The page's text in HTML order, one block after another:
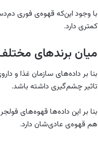
با وجود این‌که قهوه‌ی فوری
کمتری دارد.
میان برندهای
بنا بر داده‌های سازمان غذا و
تاثیر چشم‌گیری داشته باشد.
هم قهوه‌ی عادی‌شان دارد.